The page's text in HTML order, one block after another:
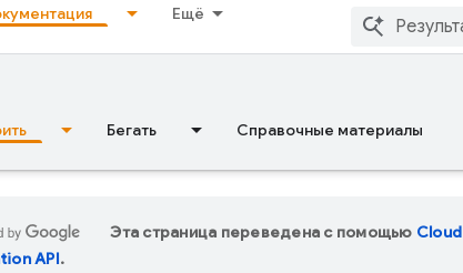
Ещё
Бегать Справочные материалы
Эта страница переведена с помощью Cloud
API.